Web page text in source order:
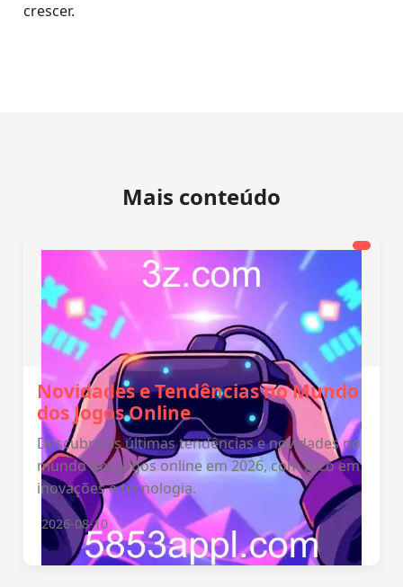
crescer.
Mais conteúdo
Novidades e Tendências no Mundo
dos Jogos Online
Descubra as últimas tendências e novidades no
mundo dos jogos online em 2026, com foco em
inovações e tecnologia.
2026-08-10